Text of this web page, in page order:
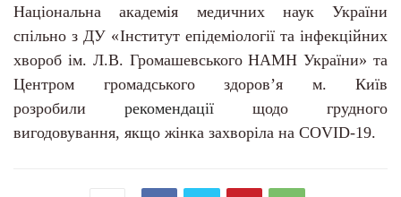
Національна академія медичних наук України
спільно з ДУ «Інститут епідеміології та інфекційних
хвороб ім. Л.В. Громашевського НАМН України» та
Центром громадського здоров’я м. Київ
розробили
рекомендації
щодо грудного
вигодовування, якщо жінка захворіла на COVID-19.